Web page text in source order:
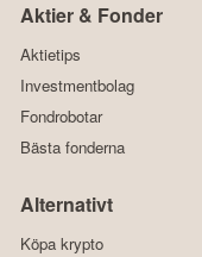
Aktier & Fonder
Aktietips
Investmentbolag
Fondrobotar
Bästa fonderna
Alternativt
Köpa krypto